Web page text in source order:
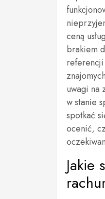
ceną
brakiem
uwagi na
w stanie
spotkać
ocenić,
Jakie